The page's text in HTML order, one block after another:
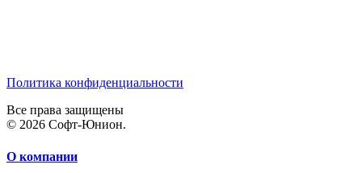
Политика конфиденциальности
Все права защищены
© 2026 Софт-Юнион.
О компании